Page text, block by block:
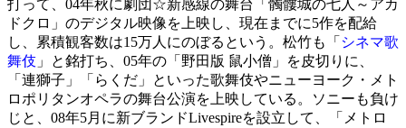
打って、04年秋に劇団☆新感線の舞台「髑髏城の七人～アカ
ドクロ」のデジタル映像を上映し、現在までに5作を配給
し、累積観客数は15万人にのぼるという。松竹も「 シネマ歌
舞伎 」と銘打ち、05年の「野田版 鼠小僧」を皮切りに、
「連獅子」「らくだ」といった歌舞伎やニューヨーク・メト
ロポリタンオペラの舞台公演を上映している。ソニーも負け
じと、08年5月に新ブランドLivespireを設立して、「メトロ